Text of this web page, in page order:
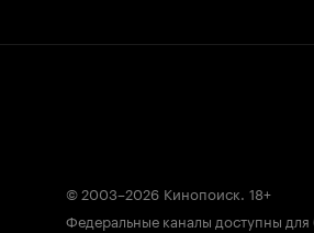
© 2003–2026 Кинопоиск. 18+
Федеральные каналы доступны